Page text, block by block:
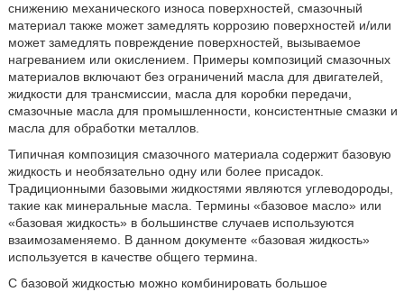
снижению механического износа поверхностей, смазочный
материал также может замедлять коррозию поверхностей и/или
может замедлять повреждение поверхностей, вызываемое
нагреванием или окислением. Примеры композиций смазочных
материалов включают без ограничений масла для двигателей,
жидкости для трансмиссии, масла для коробки передачи,
смазочные масла для промышленности, консистентные смазки и
масла для обработки металлов.
Типичная композиция смазочного материала содержит базовую
жидкость и необязательно одну или более присадок.
Традиционными базовыми жидкостями являются углеводороды,
такие как минеральные масла. Термины «базовое масло» или
«базовая жидкость» в большинстве случаев используются
взаимозаменяемо. В данном документе «базовая жидкость»
используется в качестве общего термина.
С базовой жидкостью можно комбинировать большое